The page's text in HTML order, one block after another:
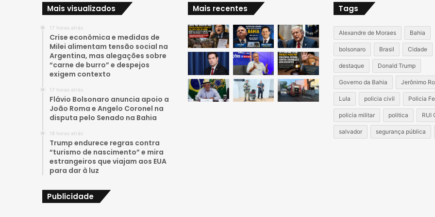
Mais visualizados
17 horas atrás
Crise econômica e medidas de
Milei alimentam tensão social na
Argentina, mas alegações sobre
“carne de burro” e despejos
exigem contexto
17 horas atrás
Flávio Bolsonaro anuncia apoio a
João Roma e Angelo Coronel na
disputa pelo Senado na Bahia
18 horas atrás
Trump endurece regras contra
“turismo de nascimento” e mira
estrangeiros que viajam aos EUA
para dar à luz
Publicidade
Mais recentes Tags
Alexandre de Moraes Bahia
bolsonaro Brasil Cidade
destaque Donald Trump
Governo da Bahia Jerônimo
Lula policia civil Policia
policia militar politica RUI
salvador segurança pública